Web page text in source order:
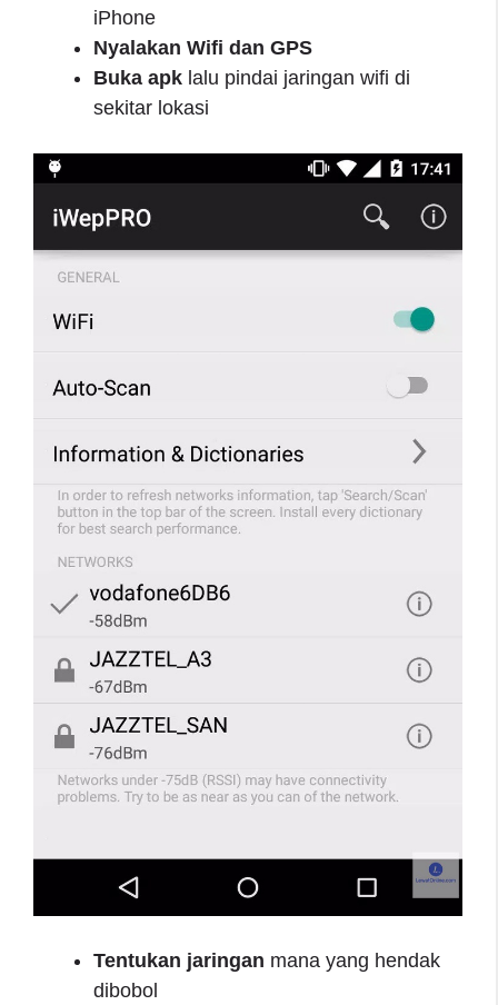
iPhone
Nyalakan Wifi dan GPS
Buka apk lalu pindai jaringan wifi di
sekitar lokasi
Tentukan jaringan mana yang hendak
dibobol